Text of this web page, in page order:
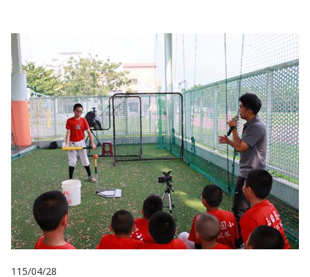
115/04/28